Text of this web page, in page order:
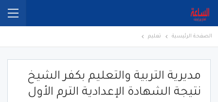
الصفحة الرئيسية تعليم
مديرية التربية والتعليم بكفر الشيخ
نتيجة الشهادة الإعدادية الترم الأول